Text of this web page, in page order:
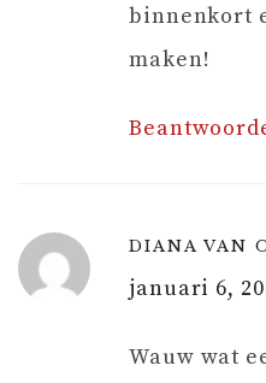
binnenkort
maken!
DIANA VAN
januari 6,
Wauw wat